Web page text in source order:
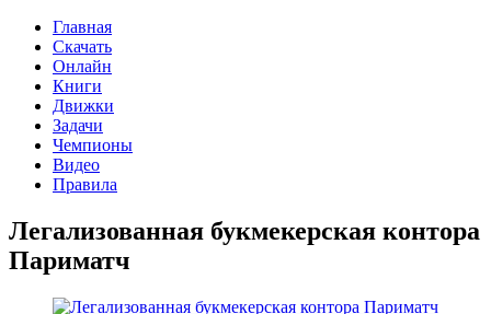
Главная
Скачать
Онлайн
Книги
Движки
Задачи
Чемпионы
Видео
Правила
Легализованная букмекерская контора
Париматч